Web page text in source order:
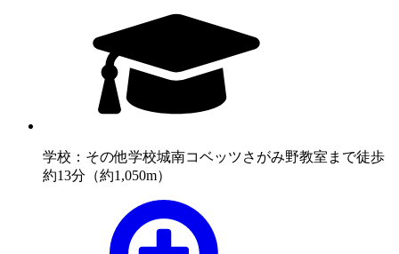
学校：その他学校城南コベッツさがみ野教室まで徒歩
約13分（約1,050m）